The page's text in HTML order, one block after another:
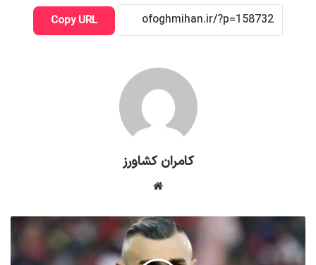
Copy URL
کامران کشاورز